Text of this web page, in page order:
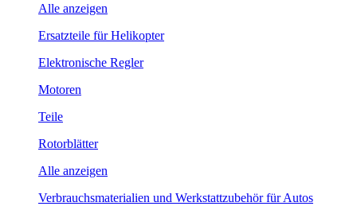
Alle anzeigen
Ersatzteile für Helikopter
Elektronische Regler
Motoren
Teile
Rotorblätter
Alle anzeigen
Verbrauchsmaterialien und Werkstattzubehör für Autos